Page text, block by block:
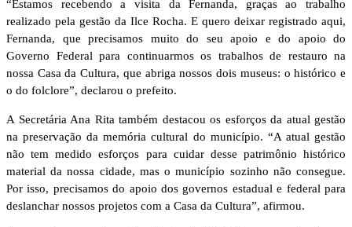
“Estamos recebendo a visita da Fernanda, graças ao trabalho
realizado pela gestão da Ilce Rocha. E quero deixar registrado aqui,
Fernanda, que precisamos muito do seu apoio e do apoio do
Governo Federal para continuarmos os trabalhos de restauro na
nossa Casa da Cultura, que abriga nossos dois museus: o histórico e
o do folclore”, declarou o prefeito.
A Secretária Ana Rita também destacou os esforços da atual gestão
na preservação da memória cultural do município. “A atual gestão
não tem medido esforços para cuidar desse patrimônio histórico
material da nossa cidade, mas o município sozinho não consegue.
Por isso, precisamos do apoio dos governos estadual e federal para
deslanchar nossos projetos com a Casa da Cultura”, afirmou.